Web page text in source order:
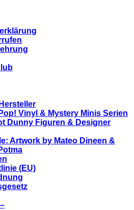
Vinyl & Mystery Minis Serien
Dunny Figuren & Designer
Artwork by Mateo Dineen &
(EU)